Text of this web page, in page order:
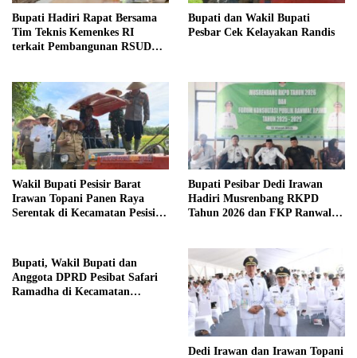
Bupati Hadiri Rapat Bersama
Tim Teknis Kemenkes RI
terkait Pembangunan RSUD
Bupati dan Wakil Bupati
Pesbar Cek Kelayakan Randis
Wakil Bupati Pesisir Barat
Irawan Topani Panen Raya
Serentak di Kecamatan Pesisir
Bupati Pesibar Dedi Irawan
Hadiri Musrenbang RKPD
Tahun 2026 dan FKP Ranwal
Bupati, Wakil Bupati dan
Anggota DPRD Pesibat Safari
Ramadha di Kecamatan
Dedi Irawan dan Irawan Topani